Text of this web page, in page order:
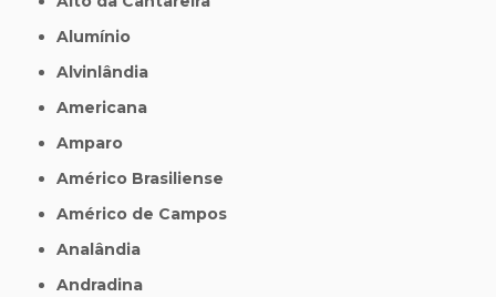
Alumínio
Alvinlândia
Americana
Amparo
Américo Brasiliense
Américo de Campos
Analândia
Andradina